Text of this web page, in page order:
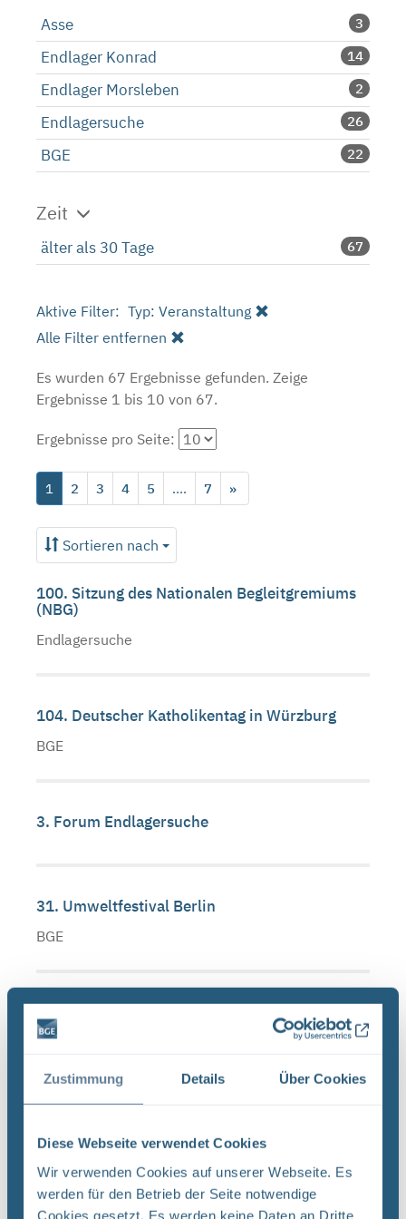
Zustimmung Details Über Cookies
Diese Webseite verwendet Cookies
Wir verwenden Cookies auf unserer Webseite. Es
werden für den Betrieb der Seite notwendige
Cookies gesetzt. Es werden keine Daten an Dritte
Asse 3
Endlager Konrad 14
Endlager Morsleben 2
Endlagersuche 26
BGE 22
Zeit
älter als 30 Tage 67
Aktive Filter: Typ: Veranstaltung
Alle Filter entfernen
Es wurden 67 Ergebnisse gefunden. Zeige
Ergebnisse 1 bis 10 von 67.
Ergebnisse pro Seite:
1 2 3 4 5 .... 7 »
Sortieren nach
100. Sitzung des Nationalen Begleitgremiums
(NBG)
Endlagersuche
104. Deutscher Katholikentag in Würzburg
BGE
3. Forum Endlagersuche
31. Umweltfestival Berlin
BGE
Endlagersuche
Endlagersuche